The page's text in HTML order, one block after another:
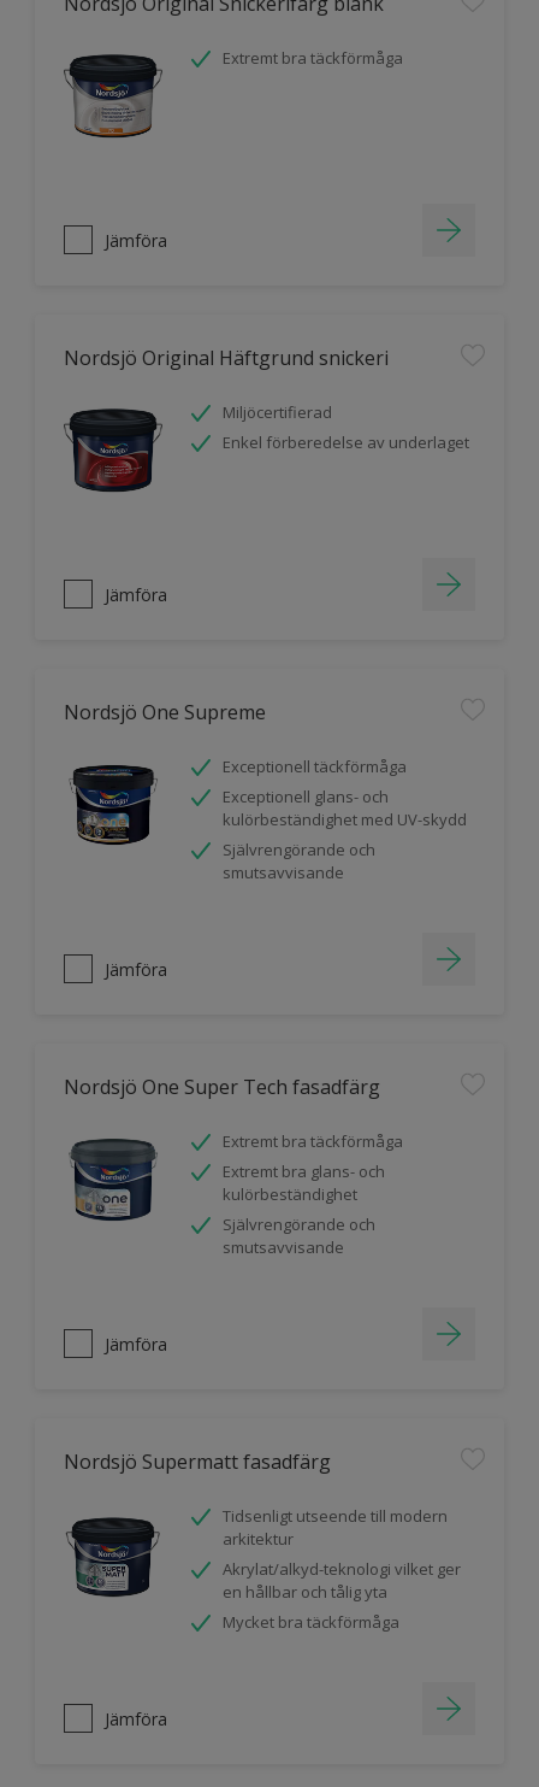
Extremt bra täckförmåga
Jämföra
Nordsjö Original Häftgrund snickeri
Miljöcertifierad
Enkel förberedelse av underlaget
Jämföra
Nordsjö One Supreme
Exceptionell täckförmåga
Exceptionell glans- och
kulörbeständighet med UV-skydd
Självrengörande och
smutsavvisande
Jämföra
Nordsjö One Super Tech fasadfärg
Extremt bra täckförmåga
Extremt bra glans- och
kulörbeständighet
Självrengörande och
smutsavvisande
Jämföra
Nordsjö Supermatt fasadfärg
Tidsenligt utseende till modern
arkitektur
Akrylat/alkyd-teknologi vilket ger
en hållbar och tålig yta
Mycket bra täckförmåga
Jämföra